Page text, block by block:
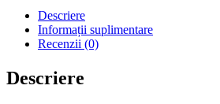
Descriere
Informații suplimentare
Recenzii (0)
Descriere